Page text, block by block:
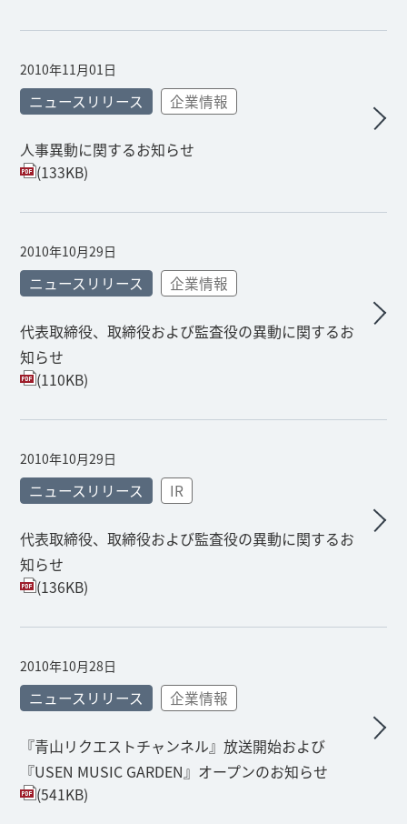
2010年11月01日
ニュースリリース 企業情報
人事異動に関するお知らせ
(133KB)
2010年10月29日
ニュースリリース 企業情報
代表取締役、取締役および監査役の異動に関するお
知らせ
(110KB)
2010年10月29日
ニュースリリース IR
代表取締役、取締役および監査役の異動に関するお
知らせ
(136KB)
2010年10月28日
ニュースリリース 企業情報
『青山リクエストチャンネル』放送開始および
『USEN MUSIC GARDEN』オープンのお知らせ
(541KB)